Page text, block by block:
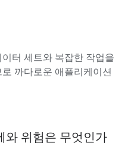
터 세트와 복잡한 작업을
까다로운 애플리케이션
와 위험은 무엇인가